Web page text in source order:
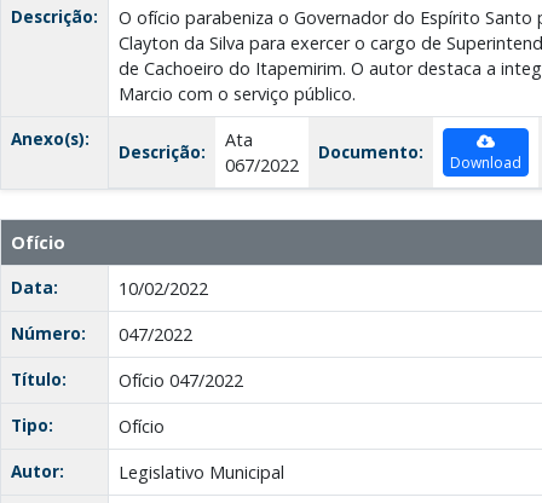
Descrição:
O ofício parabeniza o Governador do Espírito Santo
Clayton da Silva para exercer o cargo de
de Cachoeiro do Itapemirim. O autor destaca a
Marcio com o serviço público.
Anexo(s):
Descrição:
Ata
067/2022
Documento: Download
Ofício
Data:
10/02/2022
Número:
047/2022
Título:
Ofício 047/2022
Tipo:
Ofício
Autor:
Legislativo Municipal